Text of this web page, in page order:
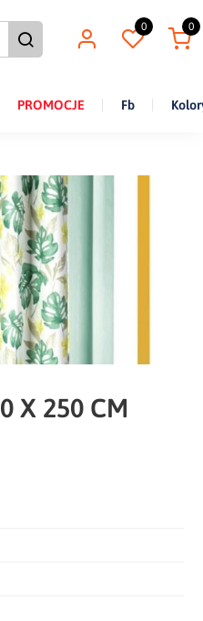
0 0
PROMOCJE Fb
X 250 CM